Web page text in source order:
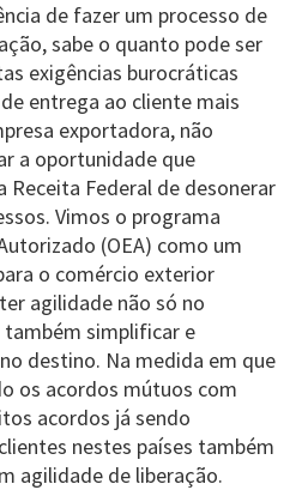
de fazer um processo de
sabe o quanto pode ser
exigências burocráticas
entrega ao cliente mais
exportadora, não
a oportunidade que
Receita Federal de desonerar
Vimos o programa
(OEA) como um
o comércio exterior
agilidade não só no
simplificar e
destino. Na medida em que
os acordos mútuos com
acordos já sendo
nestes países também
agilidade de liberação.